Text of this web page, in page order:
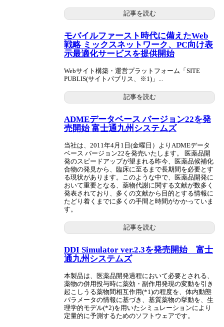
記事を読む
モバイルファースト時代に備えたWeb
戦略 ミックスネットワーク、PC向け表
示最適化サービスを提供開始
Webサイト構築・運営プラットフォーム「SITE
PUBLIS(サイトパブリス、※1)」...
記事を読む
ADMEデータベース バージョン22を発
売開始 富士通九州システムズ
当社は、2011年4月1日(金曜日）よりADMEデータ
ベース バージョン22を発売いたします。 医薬品開
発のスピードアップが望まれる昨今、医薬品候補化
合物の発見から、臨床に至るまで長期間を必要とす
る現状があります。このような中で、医薬品開発に
おいて重要となる、薬物代謝に関する文献が数多く
発表されており、多くの文献から目的とする情報に
たどり着くまでに多くの手間と時間がかかっていま
す。
記事を読む
DDI Simulator ver.2.3を発売開始 富士
通九州システムズ
本製品は、医薬品開発過程において必要とされる、
薬物の併用投与時に薬効・副作用発現の変動を引き
起こしうる薬物間相互作用(*1)の程度を、体内動態
パラメータの情報に基づき、基質薬物の挙動を、生
理学的モデル(*2)を用いたシミュレーションにより
定量的に予測するためのソフトウェアです。